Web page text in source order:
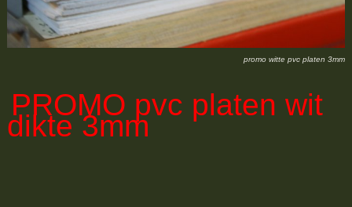
promo witte pvc platen 3mm
PROMO pvc platen wit
dikte 3mm